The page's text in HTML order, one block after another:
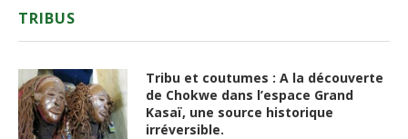
TRIBUS
Tribu et coutumes : A la découverte
de Chokwe dans l’espace Grand
Kasaï, une source historique
irréversible.